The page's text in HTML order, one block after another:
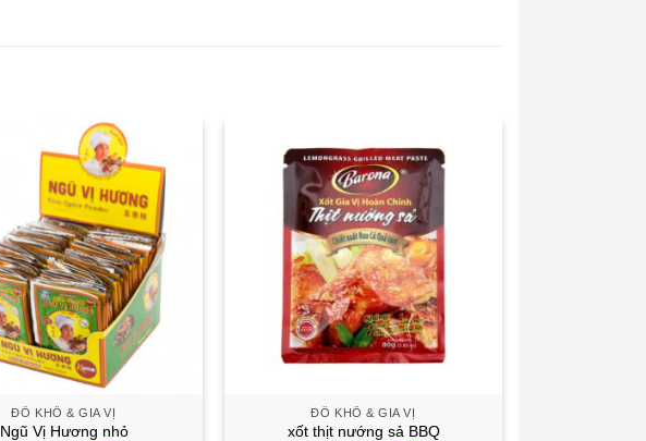
ĐỒ KHÔ & GIA VỊ
Ngũ Vị Hương nhỏ
ĐỒ KHÔ & GIA VỊ
xốt thịt nướng sả BBQ